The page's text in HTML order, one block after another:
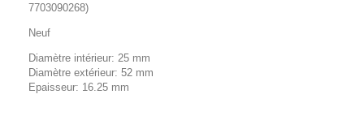
7703090268)
Neuf
Diamètre intérieur: 25 mm
Diamètre extérieur: 52 mm
Epaisseur: 16.25 mm